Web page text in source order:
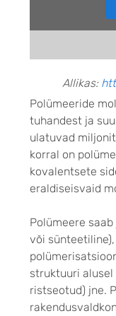
Allikas:
Polümeeride
tuhandest ja
ulatuvad
korral on
kovalentsete
eraldiseisvaid
Polümeere
või
struktuuri alusel
ristseotud) jne.